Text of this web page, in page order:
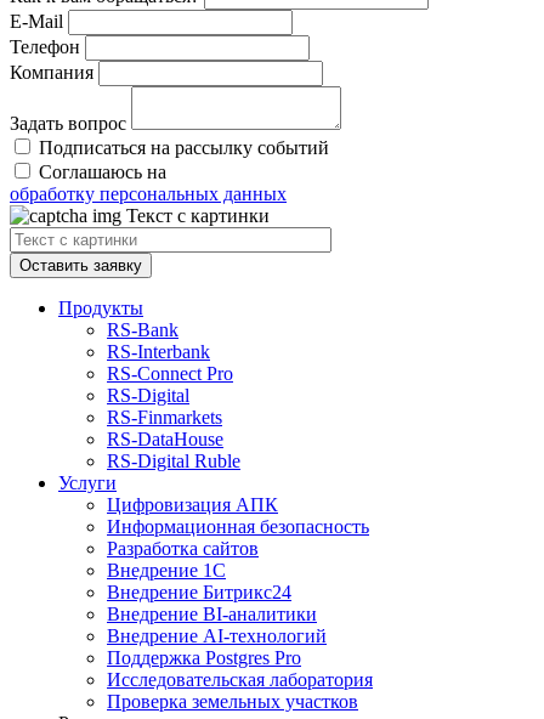
E-Mail
Телефон
Компания
Задать вопрос
Подписаться на рассылку событий
Соглашаюсь на
обработку персональных данных
Текст с картинки
Оставить заявку
Продукты
RS‑Bank
RS‑Interbank
RS‑Connect Pro
RS‑Digital
RS‑Finmarkets
RS‑DataHouse
RS‑Digital Ruble
Услуги
Цифровизация АПК
Информационная безопасность
Разработка сайтов
Внедрение 1С
Внедрение Битрикс24
Внедрение BI‑аналитики
Внедрение AI‑технологий
Поддержка Postgres Pro
Исследовательская лаборатория
Проверка земельных участков